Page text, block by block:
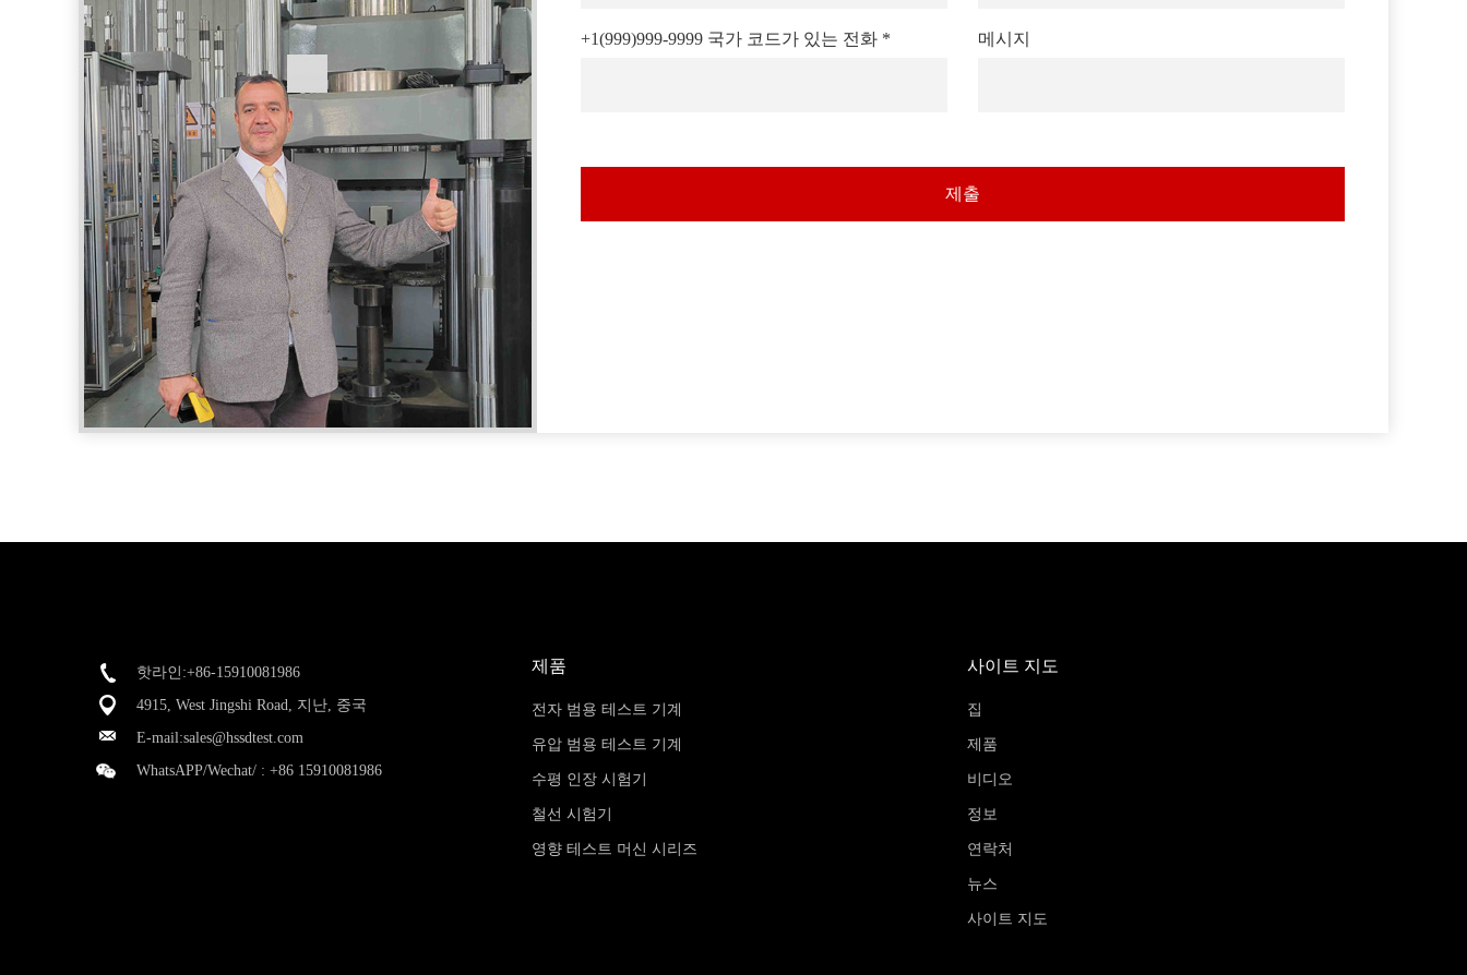
+1(999)999-9999 국가 코드가 있는 전화 * 메시지
제출
핫라인:+86-15910081986
4915, West Jingshi Road, 지난, 중국
E-mail:sales@hssdtest.com
WhatsAPP/Wechat/ : +86 15910081986
제품
전자 범용 테스트 기계
유압 범용 테스트 기계
수평 인장 시험기
철선 시험기
영향 테스트 머신 시리즈
사이트 지도
집
제품
비디오
정보
연락처
뉴스
사이트 지도